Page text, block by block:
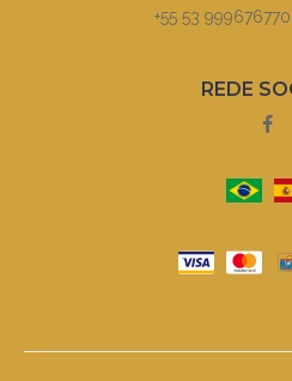
+55 53
REDE